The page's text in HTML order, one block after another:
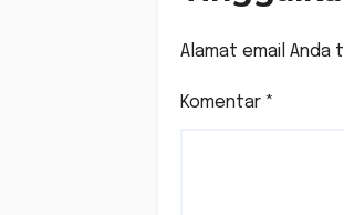
Alamat email Anda
Komentar *